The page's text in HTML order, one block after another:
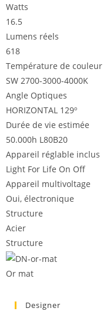
Watts
16.5
Lumens réels
618
Température de couleur
SW 2700-3000-4000K
Angle Optiques
HORIZONTAL 129º
Durée de vie estimée
50.000h L80B20
Appareil réglable inclus
Light For Life On Off
Appareil multivoltage
Oui, électronique
Structure
Acier
Structure
Or mat
Designer